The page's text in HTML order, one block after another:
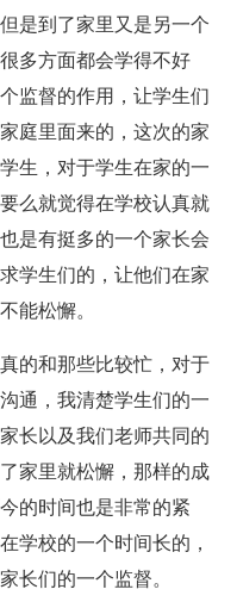
是到了家里又是另一个
多方面都会学得不好
监督的作用，让学生们
庭里面来的，这次的家
生，对于学生在家的一
么就觉得在学校认真就
是有挺多的一个家长会
学生们的，让他们在家
能松懈。
的和那些比较忙，对于
通，我清楚学生们的一
长以及我们老师共同的
家里就松懈，那样的成
的时间也是非常的紧
学校的一个时间长的，
长们的一个监督。